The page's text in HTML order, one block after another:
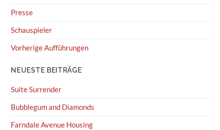
Presse
Schauspieler
Vorherige Aufführungen
NEUESTE BEITRÄGE
Suite Surrender
Bubblegum and Diamonds
Farndale Avenue Housing